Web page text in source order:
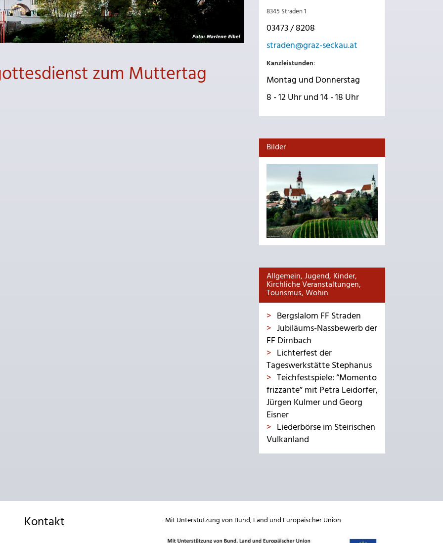
zum Muttertag
8345 Straden 1
03473 / 8208
straden@graz-seckau.at
Kanzleistunden:
Montag und Donnerstag
8 - 12 Uhr und 14 - 18 Uhr
Bilder
Allgemein, Jugend, Kinder,
Kirchliche Veranstaltungen,
Tourismus, Wohin
Bergslalom FF Straden
Jubiläums-Nassbewerb der
FF Dirnbach
Lichterfest der
Tageswerkstätte Stephanus
Teichfestspiele: “Momento
frizzante” mit Petra Leidorfer,
Jürgen Kulmer und Georg
Eisner
Liederbörse im Steirischen
Vulkanland
Kontakt Mit Unterstützung von Bund,Land und Europäischer Union